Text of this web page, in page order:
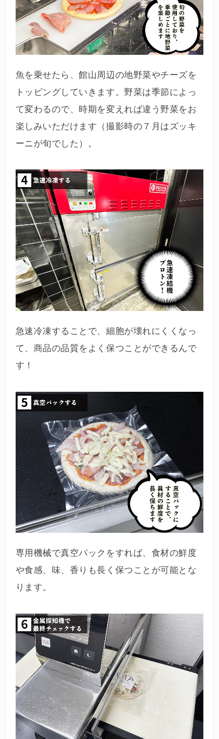
魚を乗せたら、館山周辺の地野菜やチーズを
トッピングしていきます。野菜は季節によっ
て変わるので、時期を変えれば違う野菜をお
楽しみいただけます（撮影時の７月はズッキ
ーニが旬でした）。
急速冷凍することで、細胞が壊れにくくなっ
て、商品の品質をよく保つことができるんで
す！
専用機械で真空パックをすれば、食材の鮮度
や食感、味、香りも長く保つことが可能とな
ります。